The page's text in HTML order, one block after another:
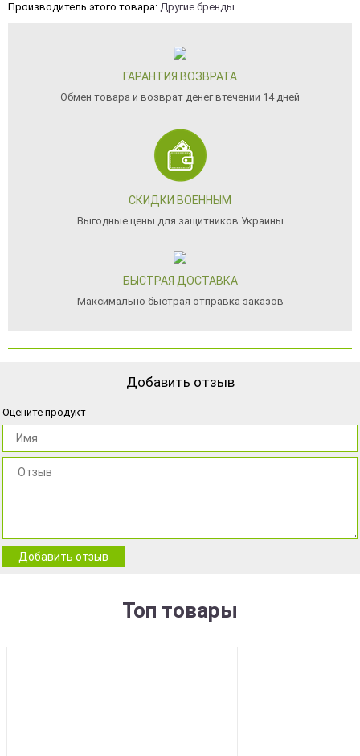
Производитель этого товара: Другие бренды
ГАРАНТИЯ ВОЗВРАТА
Обмен товара и возврат денег втечении 14 дней
СКИДКИ ВОЕННЫМ
Выгодные цены для защитников Украины
БЫСТРАЯ ДОСТАВКА
Максимально быстрая отправка заказов
Добавить отзыв
Оцените продукт
Добавить отзыв
Топ товары